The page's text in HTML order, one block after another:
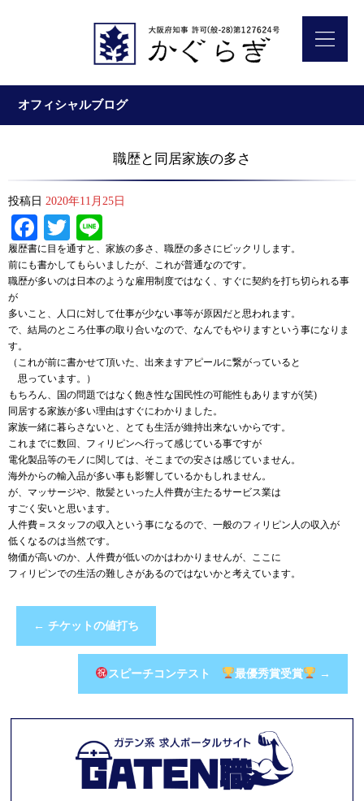
オフィシャルブログ
職歴と同居家族の多さ
投稿日 2020年11月25日
Facebook
Twitter
履歴書に目を通すと、家族の多さ、職歴の多さにビックリします。
前にも書かしてもらいましたが、これが普通なのです。
職歴が多いのは日本のような雇用制度ではなく、すぐに契約を打ち切られる事
が
多いこと、人口に対して仕事が少ない事等が原因だと思われます。
で、結局のところ仕事の取り合いなので、なんでもやりますという事になりま
す。
（これが前に書かせて頂いた、出来ますアピールに繋がっていると
思っています。）
もちろん、国の問題ではなく飽き性な国民性の可能性もありますが(笑)
同居する家族が多い理由はすぐにわかりました。
家族一緒に暮らさないと、とても生活が維持出来ないからです。
これまでに数回、フィリピンへ行って感じている事ですが
電化製品等のモノに関しては、そこまでの安さは感じていません。
海外からの輸入品が多い事も影響しているかもしれません。
が、マッサージや、散髪といった人件費が主たるサービス業は
すごく安いと思います。
人件費＝スタッフの収入という事になるので、一般のフィリピン人の収入が
低くなるのは当然です。
物価が高いのか、人件費が低いのかはわかりませんが、ここに
フィリピンでの生活の難しさがあるのではないかと考えています。
← チケットの値打ち
スピーチコンテスト 最優秀賞受賞 →